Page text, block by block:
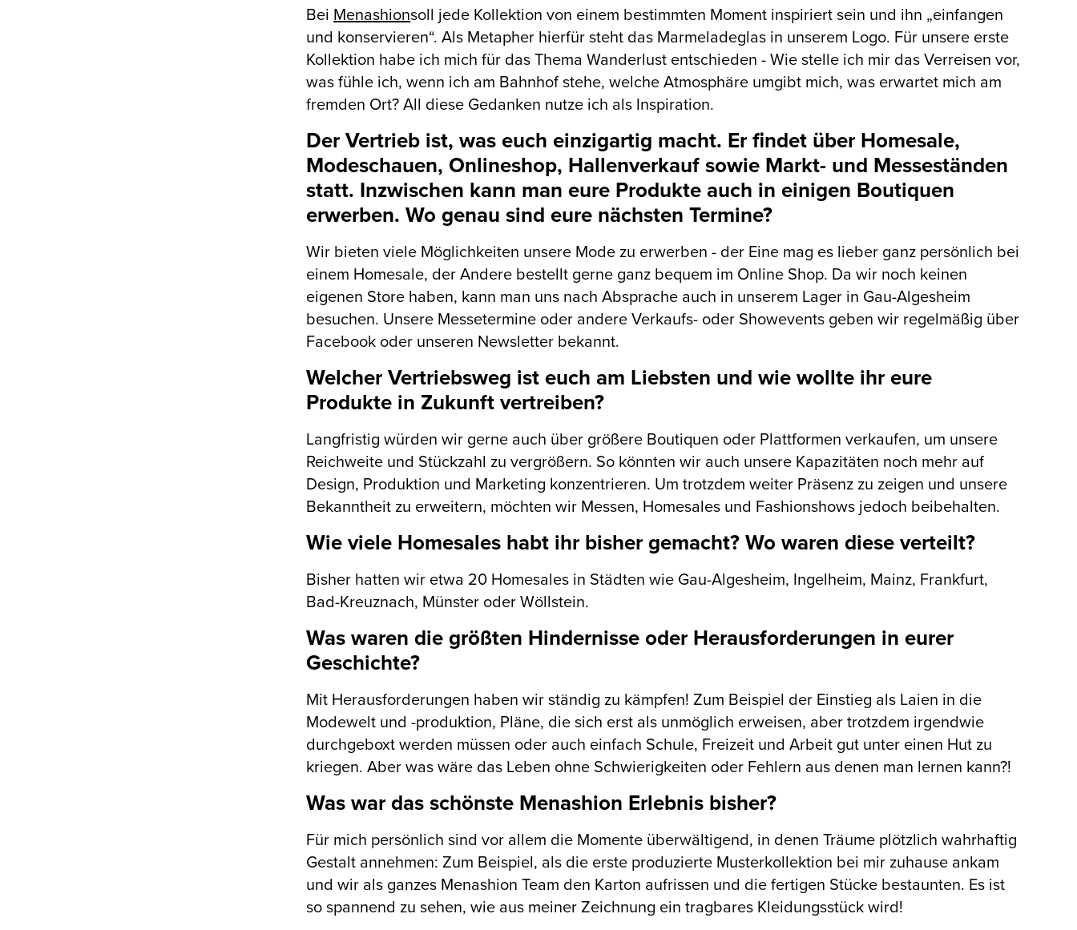
Bei Menashionsoll jede Kollektion von einem bestimmten Moment inspiriert sein und ihn „einfangen
und konservieren“. Als Metapher hierfür steht das Marmeladeglas in unserem Logo. Für unsere erste
Kollektion habe ich mich für das Thema Wanderlust entschieden - Wie stelle ich mir das Verreisen vor,
was fühle ich, wenn ich am Bahnhof stehe, welche Atmosphäre umgibt mich, was erwartet mich am
fremden Ort? All diese Gedanken nutze ich als Inspiration.
Der Vertrieb ist, was euch einzigartig macht. Er findet über Homesale,
Modeschauen, Onlineshop, Hallenverkauf sowie Markt- und Messeständen
statt. Inzwischen kann man eure Produkte auch in einigen Boutiquen
erwerben. Wo genau sind eure nächsten Termine?
Wir bieten viele Möglichkeiten unsere Mode zu erwerben - der Eine mag es lieber ganz persönlich bei
einem Homesale, der Andere bestellt gerne ganz bequem im Online Shop. Da wir noch keinen
eigenen Store haben, kann man uns nach Absprache auch in unserem Lager in Gau-Algesheim
besuchen. Unsere Messetermine oder andere Verkaufs- oder Showevents geben wir regelmäßig über
Facebook oder unseren Newsletter bekannt.
Welcher Vertriebsweg ist euch am Liebsten und wie wollte ihr eure
Produkte in Zukunft vertreiben?
Langfristig würden wir gerne auch über größere Boutiquen oder Plattformen verkaufen, um unsere
Reichweite und Stückzahl zu vergrößern. So könnten wir auch unsere Kapazitäten noch mehr auf
Design, Produktion und Marketing konzentrieren. Um trotzdem weiter Präsenz zu zeigen und unsere
Bekanntheit zu erweitern, möchten wir Messen, Homesales und Fashionshows jedoch beibehalten.
Wie viele Homesales habt ihr bisher gemacht? Wo waren diese verteilt?
Bisher hatten wir etwa 20 Homesales in Städten wie Gau-Algesheim, Ingelheim, Mainz, Frankfurt,
Bad-Kreuznach, Münster oder Wöllstein.
Was waren die größten Hindernisse oder Herausforderungen in eurer
Geschichte?
Mit Herausforderungen haben wir ständig zu kämpfen! Zum Beispiel der Einstieg als Laien in die
Modewelt und -produktion, Pläne, die sich erst als unmöglich erweisen, aber trotzdem irgendwie
durchgeboxt werden müssen oder auch einfach Schule, Freizeit und Arbeit gut unter einen Hut zu
kriegen. Aber was wäre das Leben ohne Schwierigkeiten oder Fehlern aus denen man lernen kann?!
Was war das schönste Menashion Erlebnis bisher?
Für mich persönlich sind vor allem die Momente überwältigend, in denen Träume plötzlich wahrhaftig
Gestalt annehmen: Zum Beispiel, als die erste produzierte Musterkollektion bei mir zuhause ankam
und wir als ganzes Menashion Team den Karton aufrissen und die fertigen Stücke bestaunten. Es ist
so spannend zu sehen, wie aus meiner Zeichnung ein tragbares Kleidungsstück wird!